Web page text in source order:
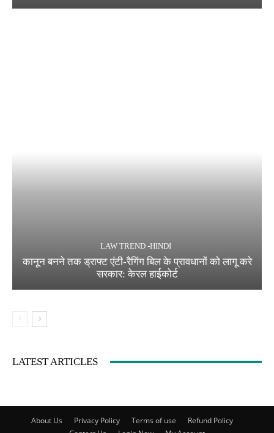
LAW TREND -HINDI
कानून बनने तक ड्राफ्ट एंटी-रैगिंग बिल के प्रावधानों को लागू करे
सरकार: केरल हाईकोर्ट
LATEST ARTICLES
About Us Privacy Policy Terms of use
Refund Policy